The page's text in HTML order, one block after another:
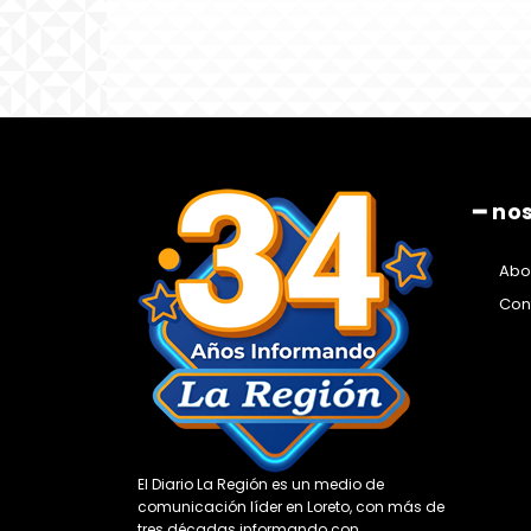
El Diario La Región es un medio de
comunicación líder en Loreto, con más de
━